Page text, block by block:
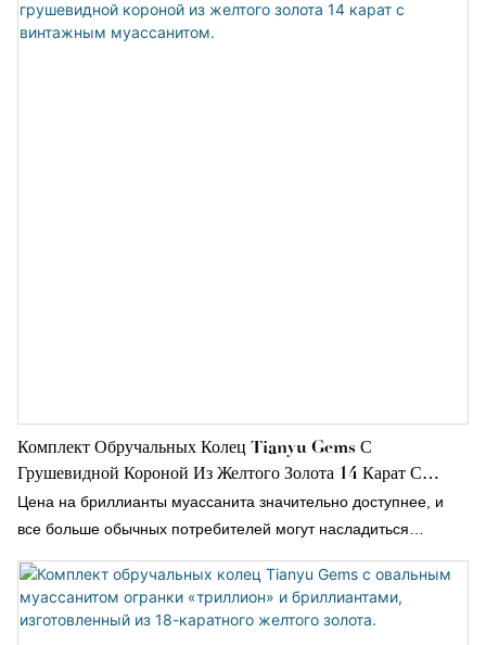
глаза, придавая кольцу сдержанный и роскошный вид.
Комплект Обручальных Колец Tianyu Gems С
Грушевидной Короной Из Желтого Золота 14 Карат С
Винтажным Муассанитом.
Цена на бриллианты муассанита значительно доступнее, и
все больше обычных потребителей могут насладиться
высококачественными ювелирными изделиями; а комплекты
колец с муассанитом, благодаря своим уникальным
преимуществам, постепенно становятся новым выбором для